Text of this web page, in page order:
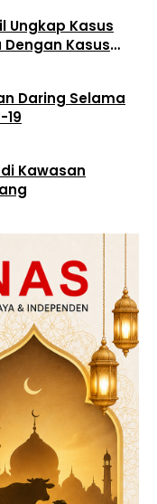
Ungkap Kasus
Kasus
Daring Selama
Kawasan